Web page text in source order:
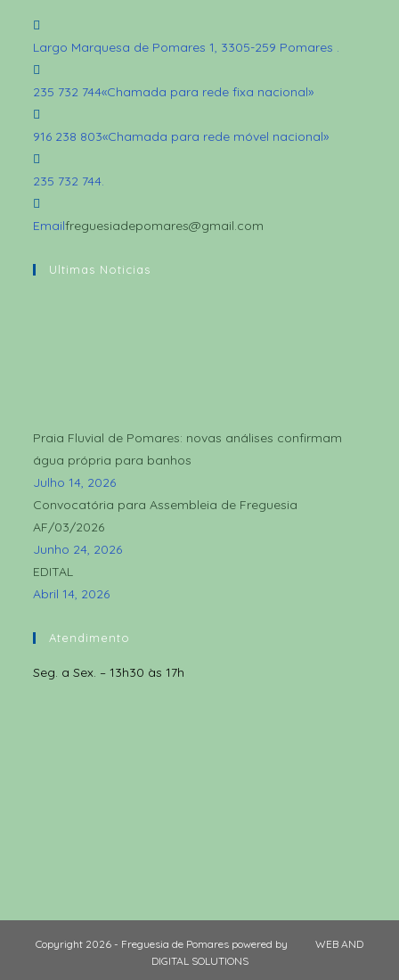
Largo Marquesa de Pomares 1, 3305-259 Pomares .
235 732 744«Chamada para rede fixa nacional»
916 238 803«Chamada para rede móvel nacional»
235 732 744.
Emailfreguesiadepomares@gmail.com
Ultimas Noticias
Praia Fluvial de Pomares: novas análises confirmam
água própria para banhos
Julho 14, 2026
Convocatória para Assembleia de Freguesia
AF/03/2026
Junho 24, 2026
EDITAL
Abril 14, 2026
Atendimento
Seg. a Sex. – 13h30 às 17h
Copyright 2026 - Freguesia de Pomares powered by
WEB AND
DIGITAL SOLUTIONS